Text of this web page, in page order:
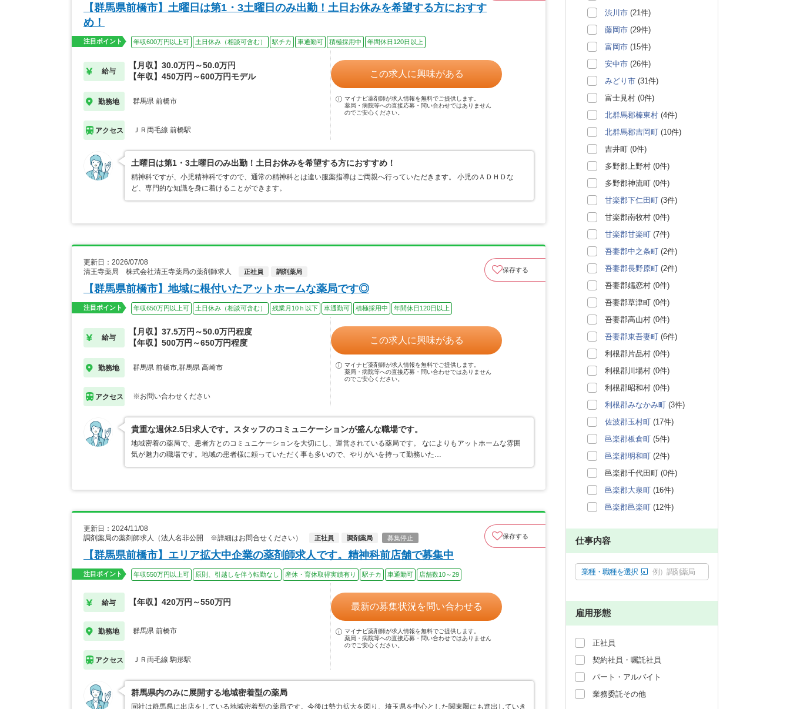
【群馬県前橋市】土曜日は第1・3土曜日のみ出勤！土日お休みを希望する方におすす
め！
注目ポイント 年収600万円以上可 土日休み（相談可含む） 駅チカ 車通勤可 積極採用中 年間休日120日以上
給与
【月収】30.0万円～50.0万円
【年収】450万円～600万円モデル
勤務地 群馬県 前橋市
アクセス ＪＲ両毛線 前橋駅
この求人に興味がある
マイナビ薬剤師が求人情報を無料でご提供します。
薬局・病院等への直接応募・問い合わせではありません
のでご安心ください。
土曜日は第1・3土曜日のみ出勤！土日お休みを希望する方におすすめ！
精神科ですが、小児精神科ですので、通常の精神科とは違い服薬指導はご両親へ行っていただきます。 小児のＡＤＨＤな
ど、専門的な知識を身に着けることができます。
更新日：2026/07/08
清王寺薬局 株式会社清王寺薬局の薬剤師求人
正社員 調剤薬局 保存する
【群馬県前橋市】地域に根付いたアットホームな薬局です◎
注目ポイント 年収650万円以上可 土日休み（相談可含む） 残業月10ｈ以下 車通勤可 積極採用中 年間休日120日以上
給与
【月収】37.5万円～50.0万円程度
【年収】500万円～650万円程度
勤務地 群馬県 前橋市,群馬県 高崎市
アクセス ※お問い合わせください
この求人に興味がある
マイナビ薬剤師が求人情報を無料でご提供します。
薬局・病院等への直接応募・問い合わせではありません
のでご安心ください。
貴重な週休2.5日求人です。スタッフのコミュニケーションが盛んな職場です。
地域密着の薬局で、患者方とのコミュニケーションを大切にし、運営されている薬局です。 なによりもアットホームな雰囲
気が魅力の職場です。地域の患者様に頼っていただく事も多いので、やりがいを持って勤務いた…
更新日：2024/11/08
調剤薬局の薬剤師求人（法人名非公開 ※詳細はお問合せください）
正社員 調剤薬局 募集停止 保存する
【群馬県前橋市】エリア拡大中企業の薬剤師求人です。精神科前店舗で募集中
注目ポイント 年収550万円以上可 原則、引越しを伴う転勤なし 産休・育休取得実績有り 駅チカ 車通勤可 店舗数10～29
給与 【年収】420万円～550万円
勤務地 群馬県 前橋市
アクセス ＪＲ両毛線 駒形駅
最新の募集状況を問い合わせる
マイナビ薬剤師が求人情報を無料でご提供します。
薬局・病院等への直接応募・問い合わせではありません
のでご安心ください。
群馬県内のみに展開する地域密着型の薬局
同社は群馬県に出店をしている地域密着型の薬局です。今後は勢力拡大を図り、埼玉県を中心とした関東圏にも進出していき
渋川市 (21件)
藤岡市 (29件)
富岡市 (15件)
安中市 (26件)
みどり市 (31件)
富士見村 (0件)
北群馬郡榛東村 (4件)
北群馬郡吉岡町 (10件)
吉井町 (0件)
多野郡上野村 (0件)
多野郡神流町 (0件)
甘楽郡下仁田町 (3件)
甘楽郡南牧村 (0件)
甘楽郡甘楽町 (7件)
吾妻郡中之条町 (2件)
吾妻郡長野原町 (2件)
吾妻郡嬬恋村 (0件)
吾妻郡草津町 (0件)
吾妻郡高山村 (0件)
吾妻郡東吾妻町 (6件)
利根郡片品村 (0件)
利根郡川場村 (0件)
利根郡昭和村 (0件)
利根郡みなかみ町 (3件)
佐波郡玉村町 (17件)
邑楽郡板倉町 (5件)
邑楽郡明和町 (2件)
邑楽郡千代田町 (0件)
邑楽郡大泉町 (16件)
邑楽郡邑楽町 (12件)
仕事内容
業種・職種を選択 例）調剤薬局
雇用形態
正社員
契約社員・嘱託社員
パート・アルバイト
業務委託その他